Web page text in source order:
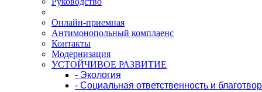
Онлайн-приемная
Антимонопольный комплаенс
Контакты
Модернизация
УСТОЙЧИВОЕ РАЗВИТИЕ
- Экология
- Социальная ответственность и